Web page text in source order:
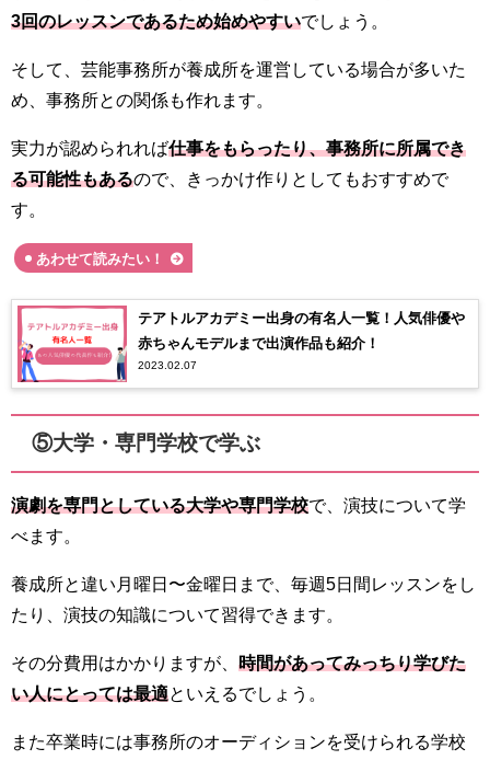
3回のレッスンであるため始めやすいでしょう。
そして、芸能事務所が養成所を運営している場合が多いた
め、事務所との関係も作れます。
実力が認められれば仕事をもらったり、事務所に所属でき
る可能性もあるので、きっかけ作りとしてもおすすめで
す。
あわせて読みたい！
テアトルアカデミー出身の有名人一覧！人気俳優や
赤ちゃんモデルまで出演作品も紹介！
2023.02.07
⑤大学・専門学校で学ぶ
演劇を専門としている大学や専門学校で、演技について学
べます。
養成所と違い月曜日〜金曜日まで、毎週5日間レッスンをし
たり、演技の知識について習得できます。
その分費用はかかりますが、 時間があってみっちり学びた
い人にとっては最適といえるでしょう。
また卒業時には事務所のオーディションを受けられる学校